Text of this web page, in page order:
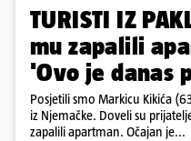
TURISTI IZ
mu zapalili
'Ovo je danas
Posjetili smo Markicu Kikića
iz Njemačke. Doveli su
zapalili apartman. Očajan je...